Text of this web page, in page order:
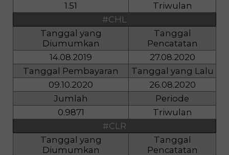
1.51
Triwulan
#CHL
Tanggal yang
Diumumkan
Tanggal
Pencatatan
14.08.2019
27.08.2020
Tanggal Pembayaran
Tanggal yang Lalu
09.10.2020
26.08.2020
Jumlah
Periode
0.9871
Triwulan
#CLR
Tanggal yang
Diumumkan
Tanggal
Pencatatan